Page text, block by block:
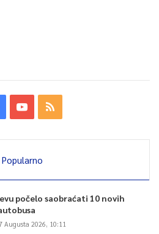
Popularno
počelo saobraćati 10 novih
Augusta 2026, 10:11